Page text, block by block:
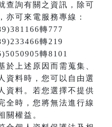
查詢有關之資訊，除可
亦可來電服務專線：
轉777
轉219
轉8101
於上述原因而需蒐集、
資料時，您可以自由選
資料。若您選擇不提供
全時，您將無法進行線
關權益。